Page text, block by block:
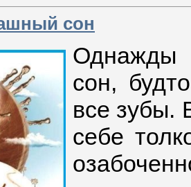
сон
Однажды
сон,
все зубы.
себе